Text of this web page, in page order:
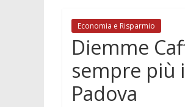
Economia e Risparmio
Diemme
sempre più
Padova